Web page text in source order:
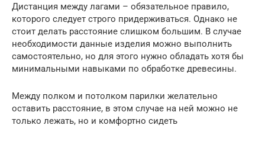
Дистанция между лагами – обязательное правило,
которого следует строго придерживаться. Однако не
стоит делать расстояние слишком большим. В случае
необходимости данные изделия можно выполнить
самостоятельно, но для этого нужно обладать хотя бы
минимальными навыками по обработке древесины.
Между полком и потолком парилки желательно
оставить расстояние, в этом случае на ней можно не
только лежать, но и комфортно сидеть